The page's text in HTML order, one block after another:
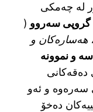
لە چەمکی
گروپی سەروو (
هەسارەکان و
و نموونە
دەقەکانی
سەرەوە و ئەو
دەخۆ